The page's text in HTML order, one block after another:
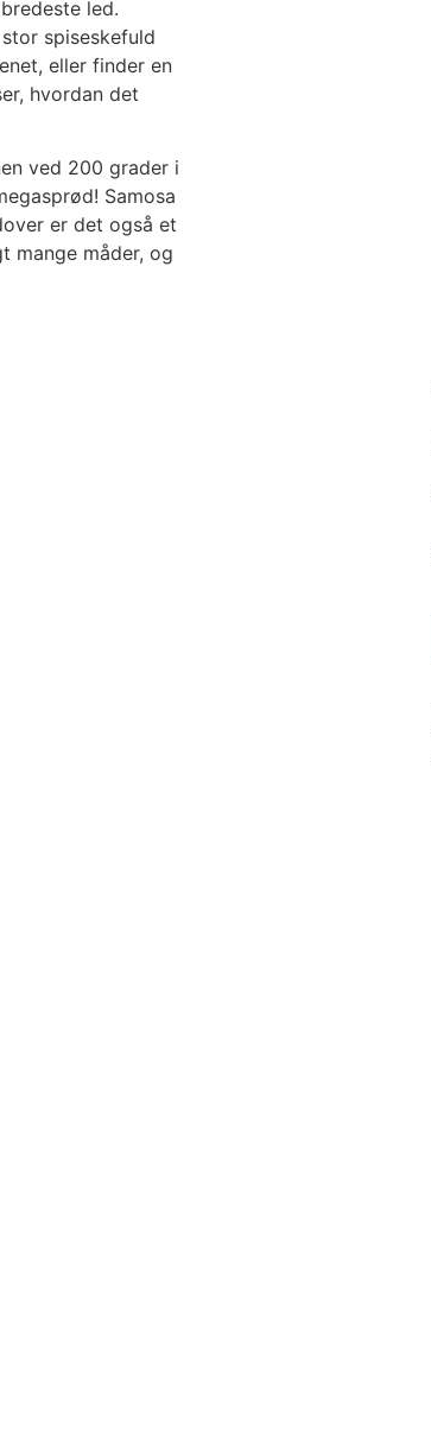
led.
spiseskefuld
eller finder en
hvordan det
ved 200 grader i
Samosa
er det også et
mange måder, og